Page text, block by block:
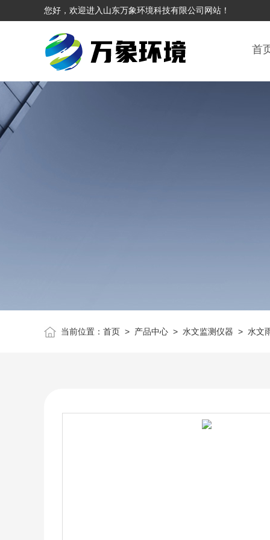
您好，欢迎进入山东万象环境科技有限公司网站！
首
当前位置： 首页> 产品中心> 水文监测仪器 > 水文